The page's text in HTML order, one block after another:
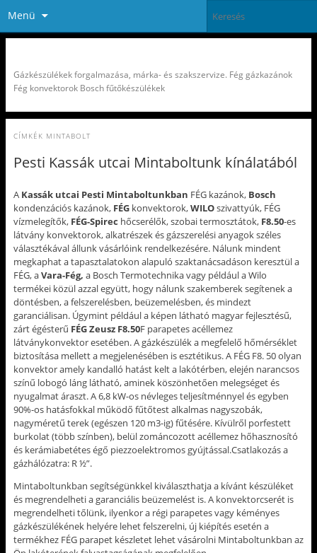
Menü
Gázkészülékek forgalmazása, márka- és szakszervize. Fég gázkazánok
Fég konvektorok Bosch fűtőkészülékek
CÍMKÉK MINTABOLT
Pesti Kassák utcai Mintaboltunk kínálatából
A Kassák utcai Pesti Mintaboltunkban FÉG kazánok, Bosch
kondenzációs kazánok, FÉGkonvektorok,WILOszivattyúk, FÉG
vízmelegítők, FÉG-Spirec hőcserélők, szobai termosztátok, F8.50-es
látvány konvektorok, alkatrészek és gázszerelési anyagok széles
választékával állunk vásárlóink rendelkezésére. Nálunk mindent
megkaphat a tapasztalatokon alapuló szaktanácsadáson keresztül a
FÉG, aVara-Fég, a Bosch Termotechnika vagy például a Wilo
termékei közül azzal együtt, hogy nálunk szakemberek segítenek a
döntésben, a felszerelésben, beüzemelésben, és mindezt
garanciálisan. Úgymint például a képen látható magyar fejlesztésű,
zárt égésterű FÉG Zeusz F8.50F parapetes acéllemez
látványkonvektor esetében. A gázkészülék a megfelelő hőmérséklet
biztosítása mellett a megjelenésében is esztétikus. A FÉG F8. 50 olyan
konvektor amely kandalló hatást kelt a lakótérben, elején narancsos
színű lobogó láng látható, aminek köszönhetően melegséget és
nyugalmat áraszt. A 6,8 kW-os névleges teljesítménnyel és egyben
90%-os hatásfokkal működő fűtőtest alkalmas nagyszobák,
nagyméretű terek (egészen 120 m3-ig) fűtésére. Kívülről porfestett
burkolat (több színben), belül zománcozott acéllemez hőhasznosító
és kerámiabetétes égő piezzoelektromos gyújtással.Csatlakozás a
gázhálózatra: R ½”.
Mintaboltunkban segítségünkkel kiválaszthatja a kívánt készüléket
és megrendelheti a garanciális beüzemelést is. A konvektorcserét is
megrendelheti tőlünk, ilyenkor a régi parapetes vagy kéményes
gázkészülékének helyére lehet felszerelni, új kiépítés esetén a
termékhez FÉG parapet készletet lehet vásárolni Mintaboltunkban az